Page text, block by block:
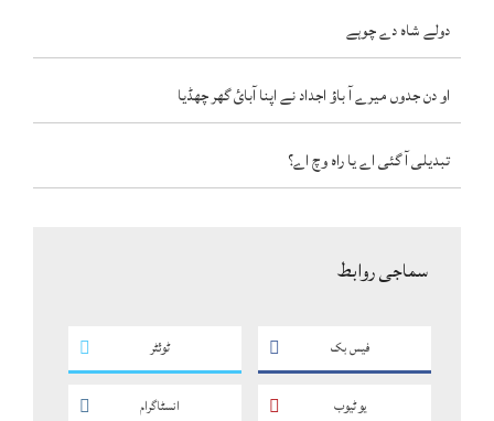
دولے شاہ دے چوہے
او دن جدوں میرے آ باؤ اجداد نے اپنا آبائ گھر چھڈیا
تبدیلی آ گئی اے یا راہ وچ اے؟
سماجی روابط
فیس بک ٹوئٹر
یو ٹیوب انسٹاگرام